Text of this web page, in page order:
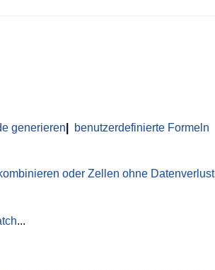
generieren
benutzerdefinierte Formeln
oder Zellen ohne Datenverlust
...